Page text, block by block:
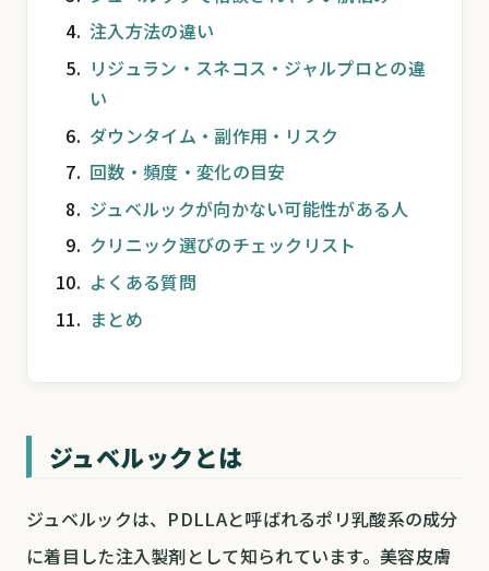
注入方法の違い
リジュラン・スネコス・ジャルプロとの違
い
ダウンタイム・副作用・リスク
回数・頻度・変化の目安
ジュベルックが向かない可能性がある人
クリニック選びのチェックリスト
よくある質問
まとめ
ジュベルックとは
ジュベルックは、PDLLAと呼ばれるポリ乳酸系の成分
に着目した注入製剤として知られています。美容皮膚